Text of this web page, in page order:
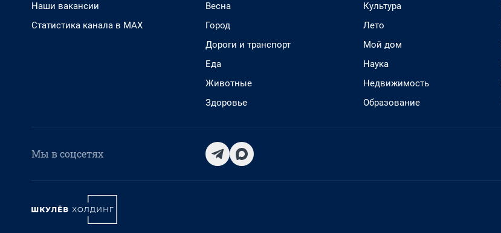
Наши вакансии
Статистика канала в MAX
Весна
Город
Дороги и транспорт
Еда
Животные
Здоровье
Культура
Лето
Мой дом
Наука
Недвижимость
Образование
Мы в соцсетях